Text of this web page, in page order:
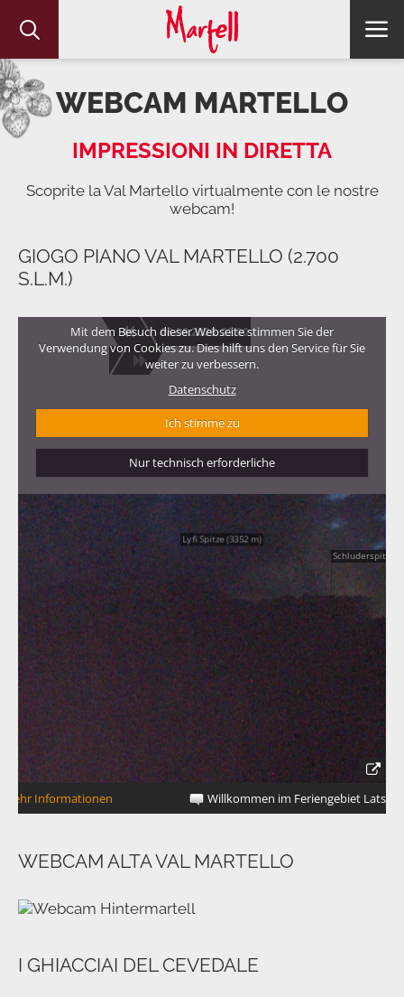
WEBCAM MARTELLO
IMPRESSIONI IN DIRETTA
Scoprite la Val Martello virtualmente con le nostre
webcam!
GIOGO PIANO VAL MARTELLO (2.700
S.L.M.)
WEBCAM ALTA VAL MARTELLO
I GHIACCIAI DEL CEVEDALE